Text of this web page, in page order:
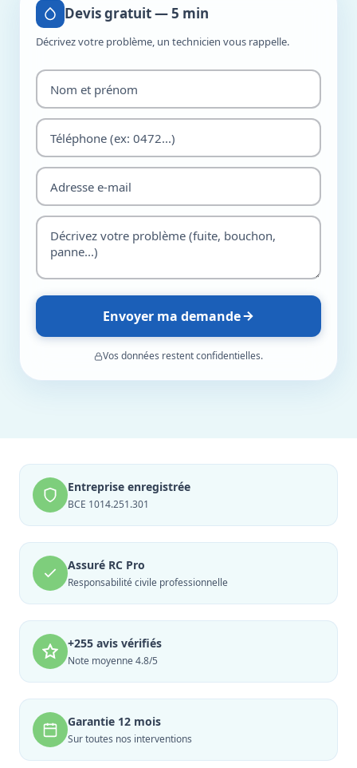
Devis gratuit — 5 min
Décrivez votre problème, un technicien vous rappelle.
Envoyer ma demande
Vos données restent confidentielles.
Entreprise enregistrée
BCE 1014.251.301
Assuré RC Pro
Responsabilité civile professionnelle
+255 avis vérifiés
Note moyenne 4.8/5
Garantie 12 mois
Sur toutes nos interventions